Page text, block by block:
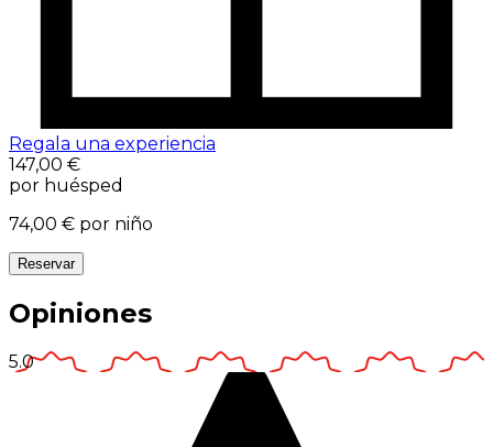
Regala una experiencia
147,00 €
por huésped
74,00 € por niño
Reservar
Opiniones
5.0